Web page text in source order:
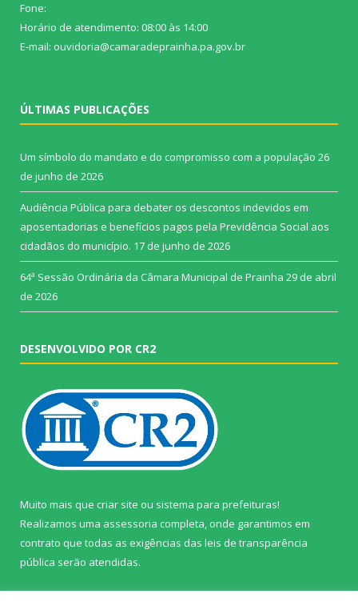
Fone:
Horário de atendimento: 08:00 às 14:00
E-mail: ouvidoria@camaradeprainha.pa.gov.br
ÚLTIMAS PUBLICAÇÕES
Um símbolo do mandato e do compromisso com a população 26
de junho de 2026
Audiência Pública para debater os descontos indevidos em
aposentadorias e benefícios pagos pela Previdência Social aos
cidadãos do município. 17 de junho de 2026
64ª Sessão Ordinária da Câmara Municipal de Prainha 29 de abril
de 2026
DESENVOLVIDO POR CR2
Muito mais que criar site ou sistema para prefeituras!
Realizamos uma assessoria completa, onde garantimos em
contrato que todas as exigências das leis de transparência
pública serão atendidas.